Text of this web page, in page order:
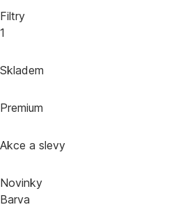
Filtry
1
Skladem
Premium
Akce a slevy
Novinky
Barva